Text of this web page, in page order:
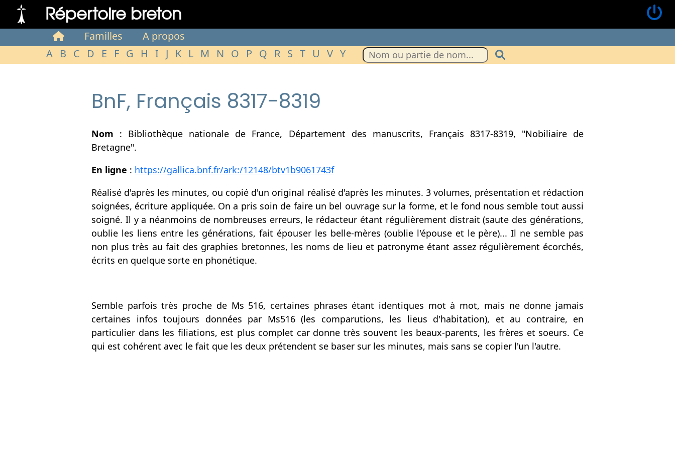
Répertoire breton
Familles
A propos
A B C D E F G H I J K L M N O P Q R S T U V Y
BnF, Français 8317-8319
Nom : Bibliothèque nationale de France, Département des manuscrits, Français 8317-8319, "Nobiliaire de
Bretagne".
En ligne : https://gallica.bnf.fr/ark:/12148/btv1b9061743f
Réalisé d'après les minutes, ou copié d'un original réalisé d'après les minutes. 3 volumes, présentation et rédaction
soignées, écriture appliquée. On a pris soin de faire un bel ouvrage sur la forme, et le fond nous semble tout aussi
soigné. Il y a néanmoins de nombreuses erreurs, le rédacteur étant régulièrement distrait (saute des générations,
oublie les liens entre les générations, fait épouser les belle-mères (oublie l'épouse et le père)... Il ne semble pas
non plus très au fait des graphies bretonnes, les noms de lieu et patronyme étant assez régulièrement écorchés,
écrits en quelque sorte en phonétique.
Semble parfois très proche de Ms 516, certaines phrases étant identiques mot à mot, mais ne donne jamais
certaines infos toujours données par Ms516 (les comparutions, les lieus d'habitation), et au contraire, en
particulier dans les filiations, est plus complet car donne très souvent les beaux-parents, les frères et soeurs. Ce
qui est cohérent avec le fait que les deux prétendent se baser sur les minutes, mais sans se copier l'un l'autre.